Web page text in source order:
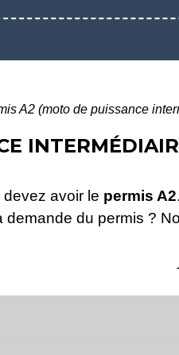
A2 (moto de puissance
devez avoir le permis A2
du permis ?